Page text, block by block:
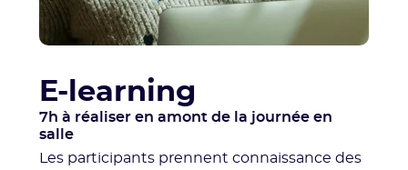
E-learning
7h à réaliser en amont de la journée en
salle
Les participants prennent connaissance des